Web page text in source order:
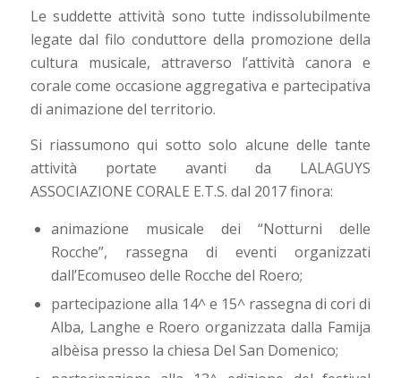
Le suddette attività sono tutte indissolubilmente
legate dal filo conduttore della promozione della
cultura musicale, attraverso l’attività canora e
corale come occasione aggregativa e partecipativa
di animazione del territorio.
Si riassumono qui sotto solo alcune delle tante
attività portate avanti da LALAGUYS
ASSOCIAZIONE CORALE E.T.S. dal 2017 finora:
animazione musicale dei “Notturni delle
Rocche”, rassegna di eventi organizzati
dall’Ecomuseo delle Rocche del Roero;
partecipazione alla 14^ e 15^ rassegna di cori di
Alba, Langhe e Roero organizzata dalla Famija
albèisa presso la chiesa Del San Domenico;